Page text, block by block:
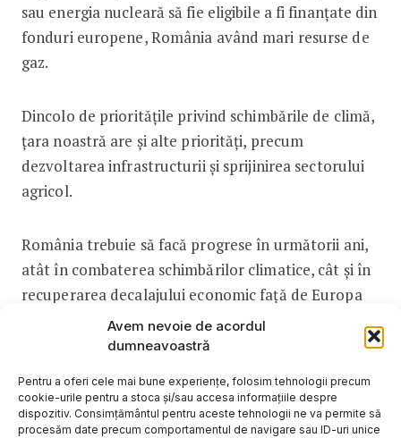
Avem nevoie de acordul
dumneavoastră
Pentru a oferi cele mai bune experiențe, folosim tehnologii precum
cookie-urile pentru a stoca și/sau accesa informațiile despre
dispozitiv. Consimțământul pentru aceste tehnologii ne va permite să
procesăm date precum comportamentul de navigare sau ID-uri unice
sau energia nucleară să fie eligibile a fi finanțate din
fonduri europene, România având mari resurse de
gaz.
Dincolo de prioritățile privind schimbările de climă,
țara noastră are și alte priorități, precum
dezvoltarea infrastructurii și sprijinirea sectorului
agricol.
România trebuie să facă progrese în următorii ani,
atât în combaterea schimbărilor climatice, cât și în
recuperarea decalajului economic față de Europa
Cât de importantă va fi digitalizarea în noul
normal?